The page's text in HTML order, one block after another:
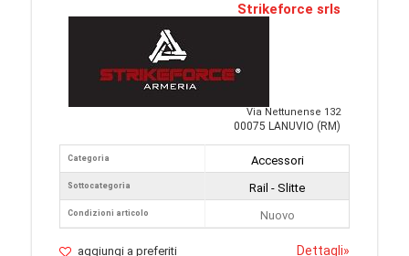
Strikeforce srls
Via Nettunense 132
00075 LANUVIO (RM)
Categoria
Sottocategoria
Condizioni articolo
Accessori
Rail - Slitte
Nuovo
aggiungi a preferiti Dettagli»